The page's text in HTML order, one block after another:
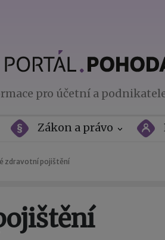
pro účetní a
Zákon a právo
zdravotní pojištění